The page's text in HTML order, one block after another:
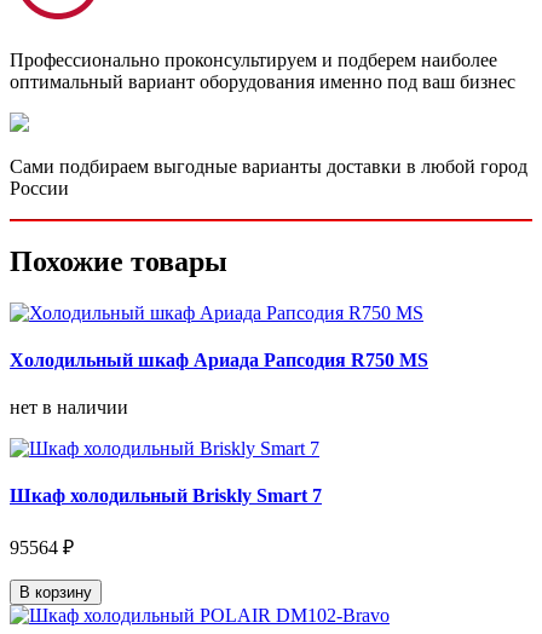
Профессионально проконсультируем и подберем наиболее
оптимальный вариант оборудования именно под ваш бизнес
Сами подбираем выгодные варианты доставки в любой город
России
Похожие товары
Холодильный шкаф Ариада Рапсодия R750 MS
нет в наличии
Шкаф холодильный Briskly Smart 7
95564 ₽
В корзину